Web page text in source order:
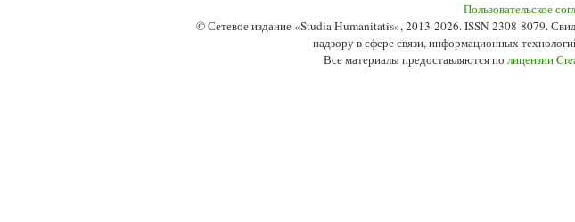
Пользовательское
© Сетевое издание «Studia Humanitatis», 2013-2026. ISSN 2308-8079.
надзору в сфере связи, информационных
Все материалы предоставляются по лицензии